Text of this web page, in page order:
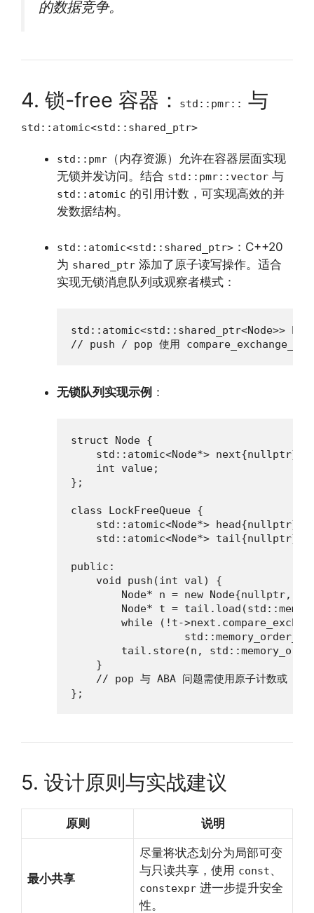
的数据竞争。
4. 锁-free 容器： std::pmr:: 与
std::atomic<std::shared_ptr>
std::pmr （内存资源）允许在容器层面实现
无锁并发访问。结合 std::pmr::vector 与
std::atomic 的引用计数，可实现高效的并
发数据结构。
std::atomic<std::shared_ptr> ：C++20
为 shared_ptr 添加了原子读写操作。适合
实现无锁消息队列或观察者模式：
std::atomic<std::shared_ptr<Node>>
// push / pop 使用
无锁队列实现示例 ：
struct Node {
    std::atomic<Node*> next{nullptr};
    int value;
};
class LockFreeQueue {
    std::atomic<Node*> head{nullptr};
    std::atomic<Node*> tail{nullptr};
public:
    void push(int val) {
Node* n = new Node{nullptr,
Node* t =
while (!t-
tail.store(n,
    }
// pop 与 ABA 问题需使用原子计数或
};
5. 设计原则与实战建议
原则 说明
最小共享
尽量将状态划分为局部可变
与只读共享，使用 const、
constexpr 进一步提升安全
性。